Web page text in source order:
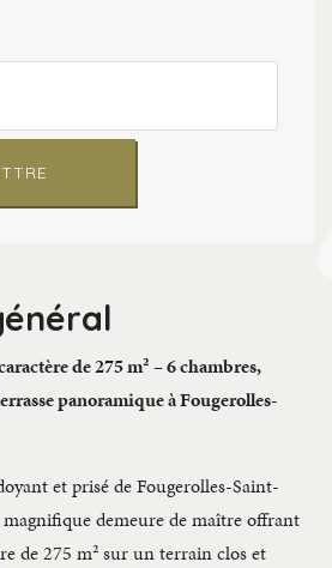
de 275 m² – 6 chambres,
panoramique à Fougerolles-
et prisé de Fougerolles-Saint-
demeure de maître offrant
de 275 m² sur un terrain clos et